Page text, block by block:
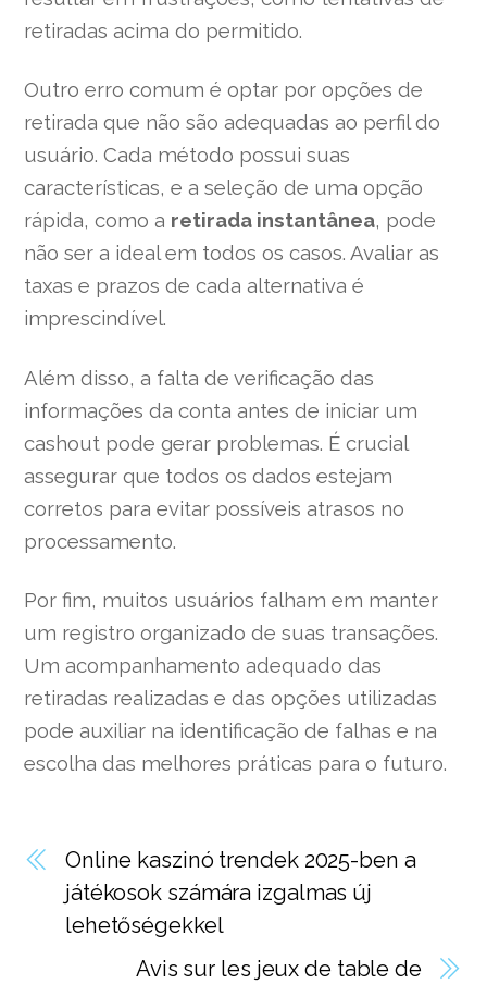
retiradas acima do permitido.
Outro erro comum é optar por opções de
retirada que não são adequadas ao perfil do
usuário. Cada método possui suas
características, e a seleção de uma opção
rápida, como a retirada instantânea, pode
não ser a ideal em todos os casos. Avaliar as
taxas e prazos de cada alternativa é
imprescindível.
Além disso, a falta de verificação das
informações da conta antes de iniciar um
cashout pode gerar problemas. É crucial
assegurar que todos os dados estejam
corretos para evitar possíveis atrasos no
processamento.
Por fim, muitos usuários falham em manter
um registro organizado de suas transações.
Um acompanhamento adequado das
retiradas realizadas e das opções utilizadas
pode auxiliar na identificação de falhas e na
escolha das melhores práticas para o futuro.
Online kaszinó trendek 2025-ben a
játékosok számára izgalmas új
lehetőségekkel
Avis sur les jeux de table de